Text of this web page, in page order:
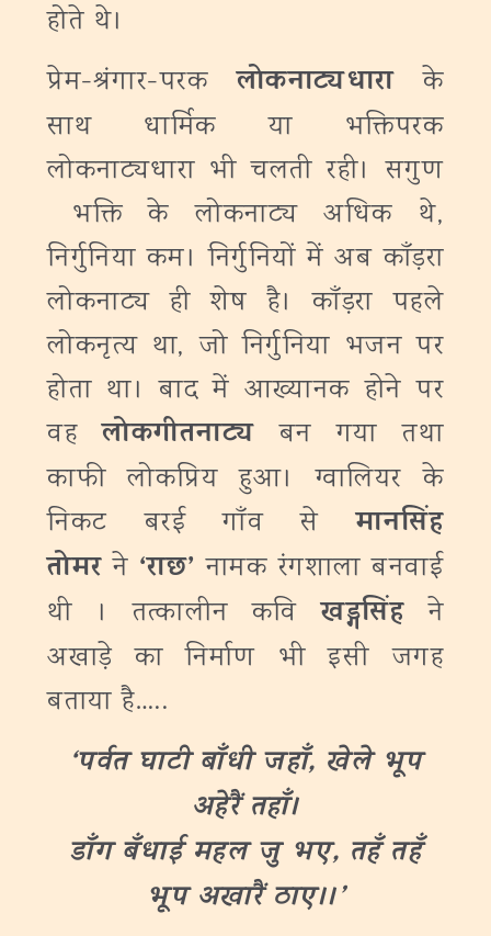
होते थे।
प्रेम-श्रंगार-परकलोकनाट्यधाराके
साथ धार्मिक या भक्तिपरक
लोकनाट्यधारा भी चलती रही। सगुण
भक्ति के लोकनाट्य अधिक थे,
निर्गुनिया कम। निर्गुनियों में अब काँड़रा
लोकनाट्य ही शेष है। काँड़रा पहले
लोकनृत्य था, जो निर्गुनिया भजन पर
होता था। बाद में आख्यानक होने पर
वहलोकगीतनाट्य बन गया तथा
काफी लोकप्रिय हुआ। ग्वालियर के
निकट बरई गाँव सेमानसिंह
तोमर ने ‘राछ’ नामक रंगशाला बनवाई
थी । तत्कालीन कविखड्गसिंह ने
अखाड़े का निर्माण भी इसी जगह
बताया है…..
‘पर्वत घाटी बाँधी जहाँ, खेले भूप
अहेरैं तहाँ।
डाँग बँधाई महल जु भए, तहँ तहँ
भूप अखारैं ठाए।।’